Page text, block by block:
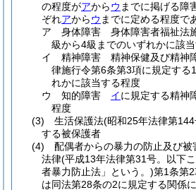
の程度がアからウ までに掲げる障
ぞれアからウ までに定める程度で
ア
身体障害 身体障害者福祉法
級から4級までのいずれかに該
イ
精神障害 精神保健及び精神
律施行令第6条第3項に規定する
れかに該当する程度
ウ
知的障害 イに規定する精神
程度
(3)
生活保護法(昭和25年法律第144
する被保護者
(4)
配偶者からの暴力の防止及び
法律(平成13年法律第31号。以下
者暴力防止法」という。)第1条第
は同法第28条の2に規定する関係